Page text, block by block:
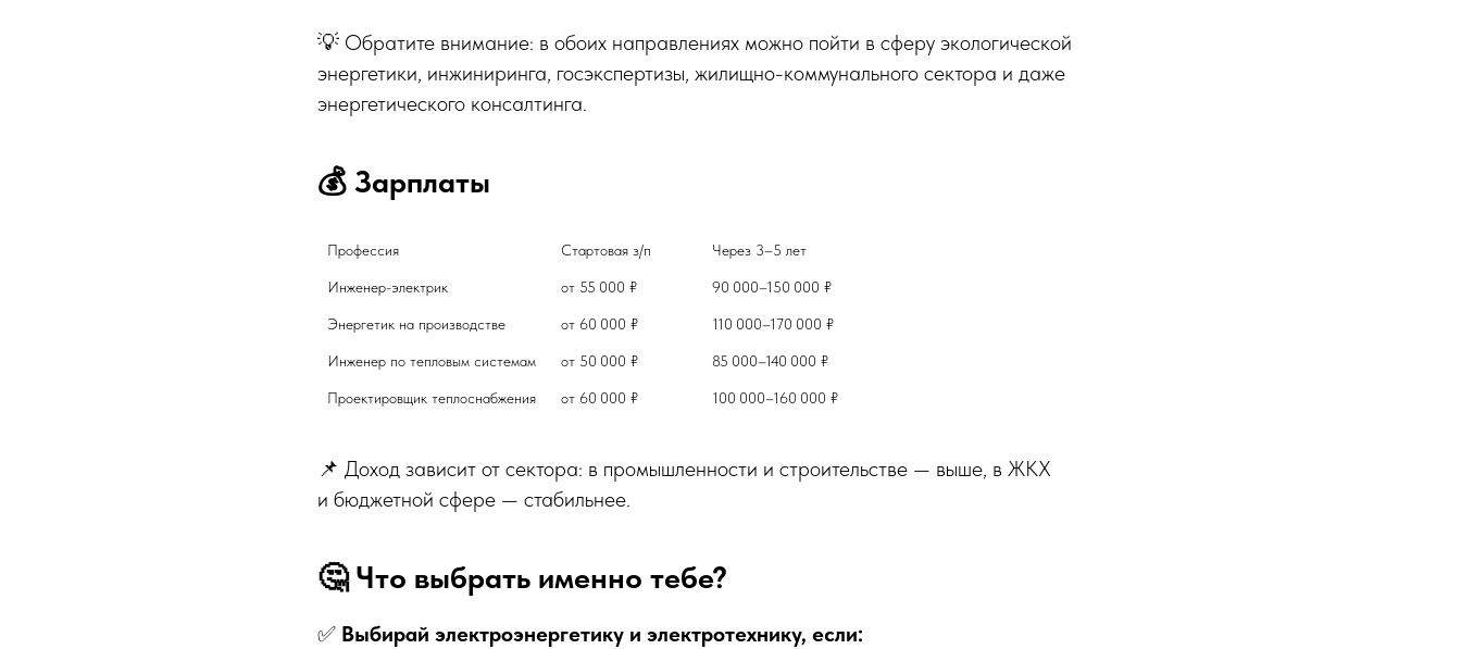
💡 Обратите внимание: в обоих направлениях можно пойти в сферу экологической
энергетики, инжиниринга, госэкспертизы, жилищно-коммунального сектора и даже
энергетического консалтинга.
💰 Зарплаты
Профессия
100 000–160 000 ₽
📌 Доход зависит от сектора: в промышленности и строительстве — выше, в ЖКХ
и бюджетной сфере — стабильнее.
🤔 Что выбрать именно тебе?
✅ Выбирай электроэнергетику и электротехнику, если: